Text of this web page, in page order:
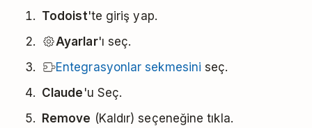
Todoist'te giriş yap.
Ayarlar'ı seç.
Entegrasyonlar sekmesini seç.
Claude 'u Seç.
Remove (Kaldır) seçeneğine tıkla.